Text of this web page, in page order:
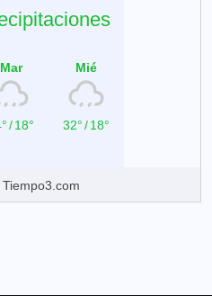
Mar
/18°
Mié
32°/18°
Tiempo3.com